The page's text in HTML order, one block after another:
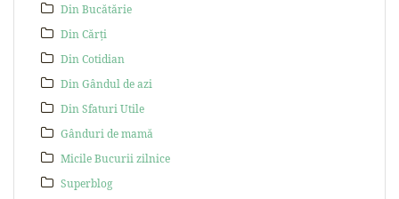
Din Bucătărie
Din Cărți
Din Cotidian
Din Gândul de azi
Din Sfaturi Utile
Gânduri de mamă
Micile Bucurii zilnice
Superblog